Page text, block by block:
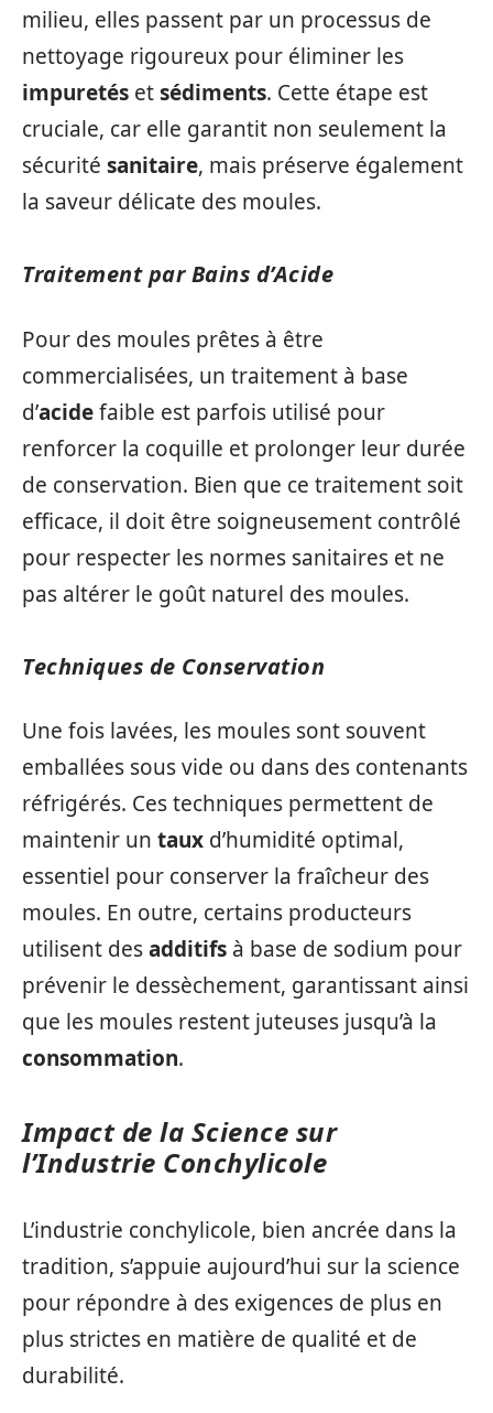
milieu, elles passent par un processus de
nettoyage rigoureux pour éliminer les
impuretés etsédiments. Cette étape est
cruciale, car elle garantit non seulement la
sécurité sanitaire, mais préserve également
la saveur délicate des moules.
Traitement par Bains d’Acide
Pour des moules prêtes à être
commercialisées, un traitement à base
d’acidefaible est parfois utilisé pour
renforcer la coquille et prolonger leur durée
de conservation. Bien que ce traitement soit
efficace, il doit être soigneusement contrôlé
pour respecter les normes sanitaires et ne
pas altérer le goût naturel des moules.
Techniques de Conservation
Une fois lavées, les moules sont souvent
emballées sous vide ou dans des contenants
réfrigérés. Ces techniques permettent de
maintenir un taux d’humidité optimal,
essentiel pour conserver la fraîcheur des
moules. En outre, certains producteurs
utilisent desadditifs à base de sodium pour
prévenir le dessèchement, garantissant ainsi
que les moules restent juteuses jusqu’à la
consommation.
Impact de la Science sur
l’Industrie Conchylicole
L’industrie conchylicole, bien ancrée dans la
tradition, s’appuie aujourd’hui sur la science
pour répondre à des exigences de plus en
plus strictes en matière de qualité et de
durabilité.